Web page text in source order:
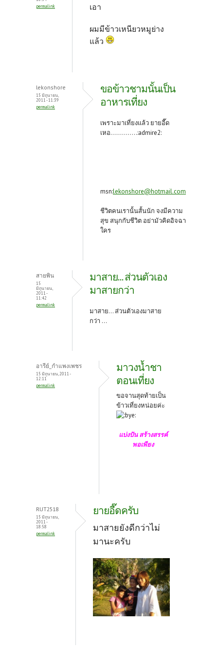
permalink
เอา
ผมมีข้าวเหนียวหมูย่าง
แล้ว
lekonshore
15 มิถุนายน,
2011 - 11:39
permalink
ขอข้าวชามนั้นเป็น
อาหารเที่ยง
เพราะมาเที่ยงแล้ว ยายอี๊ด
เหอ..............:admire2:
msn:lekonshore@hotmail.com
ชีวิตคนเรานั้นสั้นนัก จงมีความ
สุข สนุกกับชีวิต อย่ามัวคิดอิจฉา
ใคร
สายพิน
15
มิถุนายน,
2011 -
11:42
permalink
มาสาย... ส่วนตัวเอง
มาสายกว่า
มาสาย... ส่วนตัวเองมาสาย
กว่า ...
อารีย์_กำแพงเพชร
15 มิถุนายน, 2011 -
12:11
permalink
มาวงน้ำชา
ตอนเที่ยง
ขอจานสุดท้ายเป็น
ข้าวเที่ยงหน่อยค่ะ
แบ่งปัน สร้างสรรค์
พอเพียง
RUT2518
15 มิถุนายน,
2011 -
18:58
permalink
ยายอี๊ดครับ
มาสายยังดีกว่าไม่
มานะครับ